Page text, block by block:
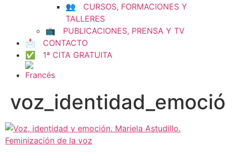
👥 CURSOS, FORMACIONES Y
TALLERES
📺 PUBLICACIONES, PRENSA Y TV
📩 CONTACTO
✅ 1ª CITA GRATUITA